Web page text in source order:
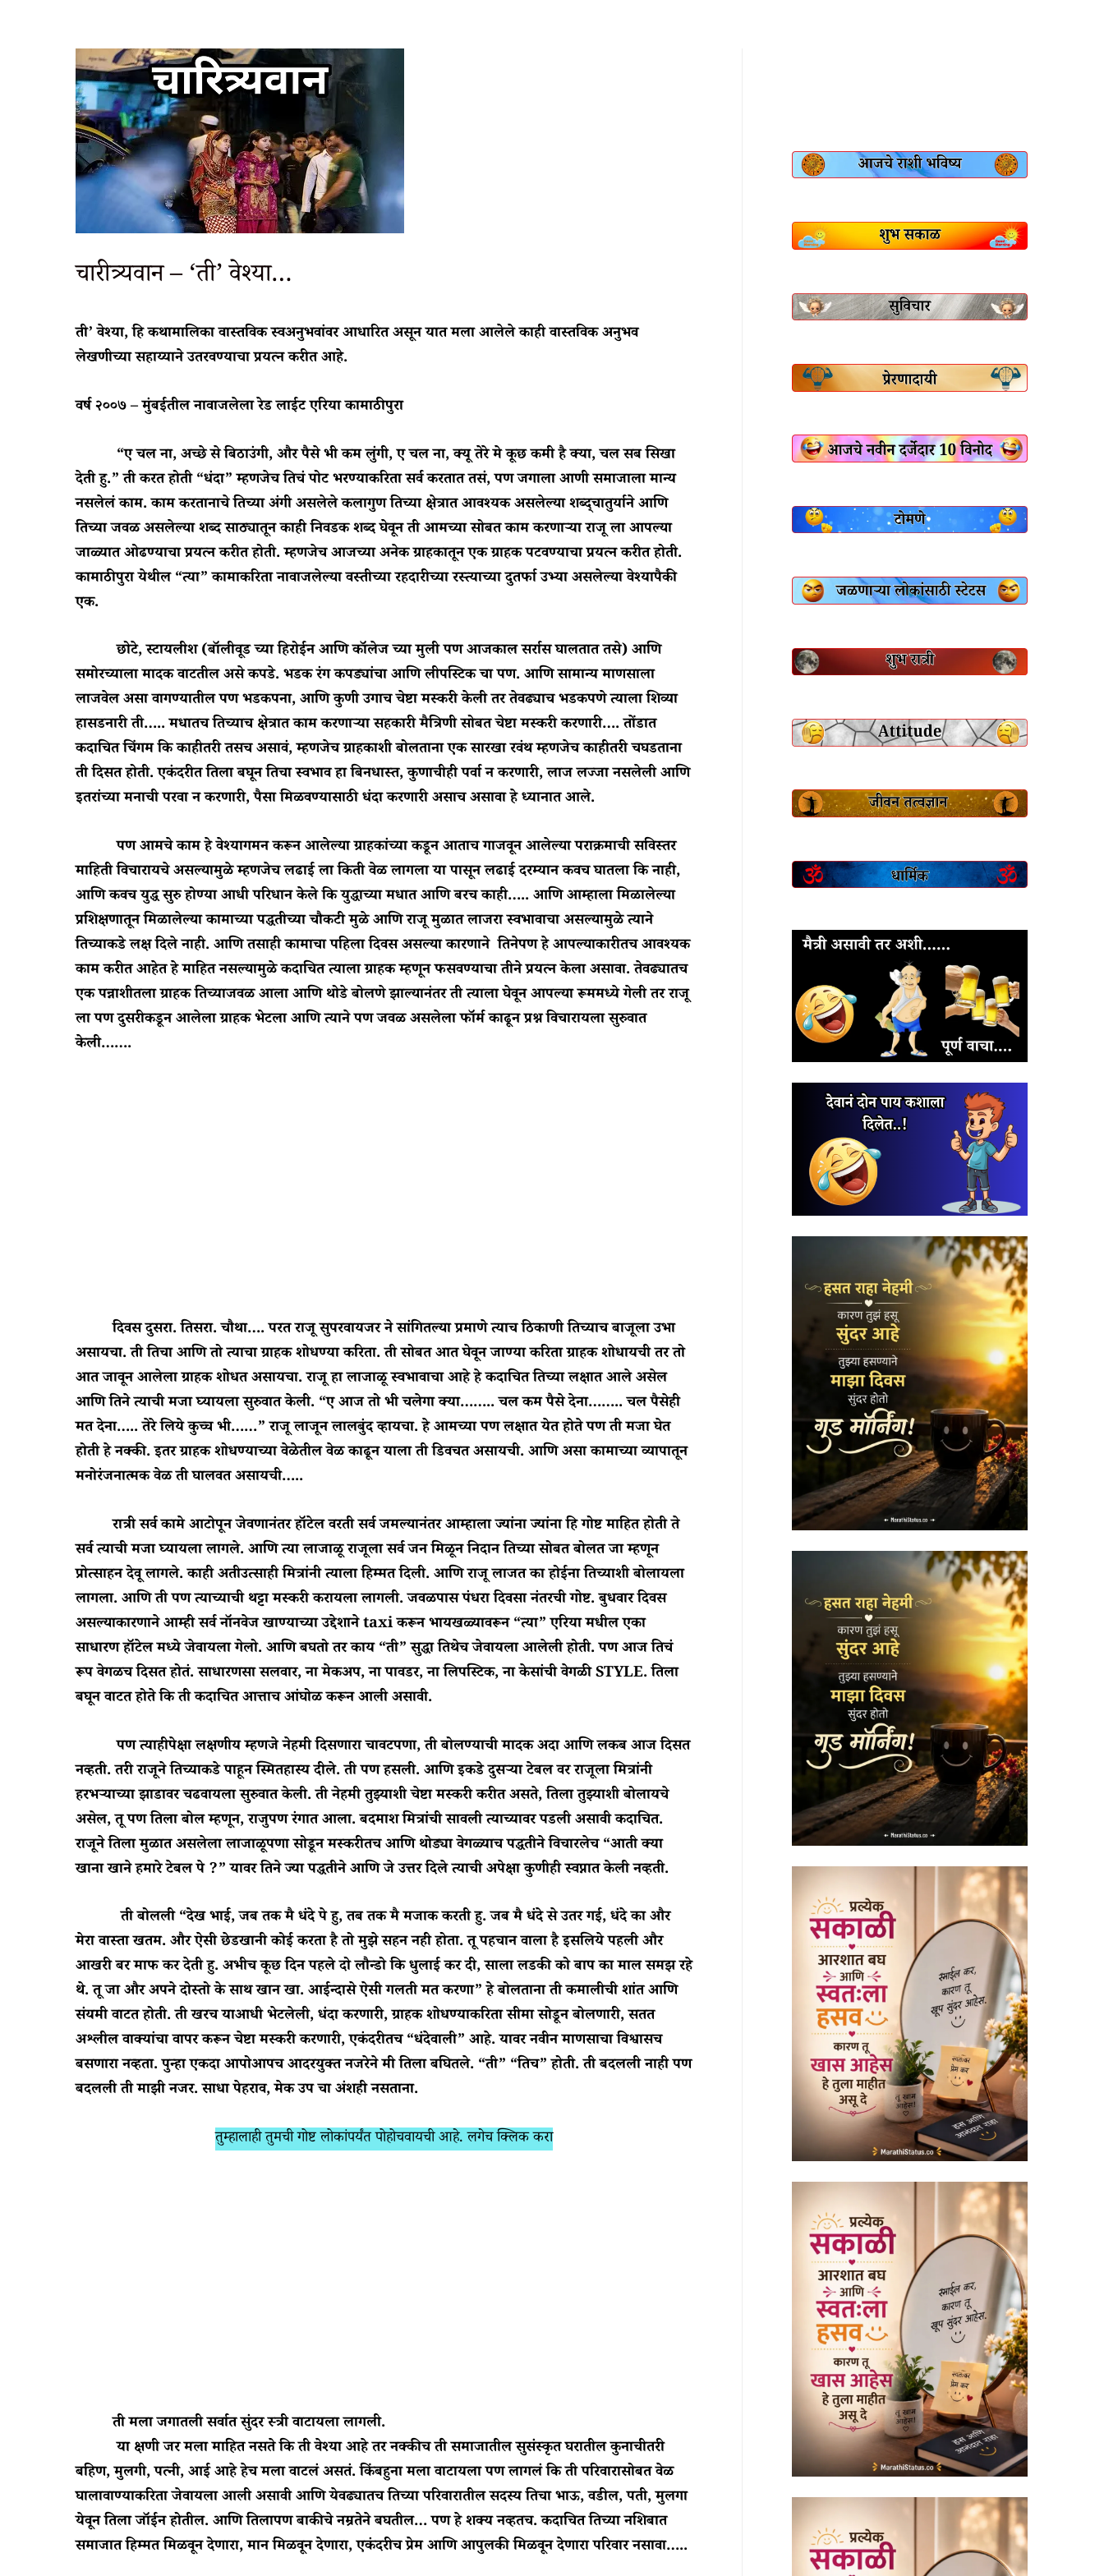
चारीत्र्यवान – ‘ती’ वेश्या…
ती’ वेश्या, हि कथामालिका वास्तविक स्वअनुभवांवर आधारित असून यात मला आलेले काही वास्तविक अनुभव
लेखणीच्या सहाय्याने उतरवण्याचा प्रयत्न करीत आहे.
वर्ष २००७ – मुंबईतील नावाजलेला रेड लाईट एरिया कामाठीपुरा
“ए चल ना, अच्छे से बिठाउंगी, और पैसे भी कम लुंगी, ए चल ना, क्यू तेरे मे कूछ कमी है क्या, चल सब सिखा
देती हु.” ती करत होती “धंदा” म्हणजेच तिचं पोट भरण्याकरिता सर्व करतात तसं, पण जगाला आणी समाजाला मान्य
नसलेलं काम. काम करतानाचे तिच्या अंगी असलेले कलागुण तिच्या क्षेत्रात आवश्यक असलेल्या शब्द्चातुर्याने आणि
तिच्या जवळ असलेल्या शब्द साठ्यातून काही निवडक शब्द घेवून ती आमच्या सोबत काम करणाऱ्या राजू ला आपल्या
जाळ्यात ओढण्याचा प्रयत्न करीत होती. म्हणजेच आजच्या अनेक ग्राहकातून एक ग्राहक पटवण्याचा प्रयत्न करीत होती.
कामाठीपुरा येथील “त्या” कामाकरिता नावाजलेल्या वस्तीच्या रहदारीच्या रस्त्याच्या दुतर्फा उभ्या असलेल्या वेश्यापैकी
एक.
छोटे, स्टायलीश (बॉलीवूड च्या हिरोईन आणि कॉलेज च्या मुली पण आजकाल सर्रास घालतात तसे) आणि
समोरच्याला मादक वाटतील असे कपडे. भडक रंग कपड्यांचा आणि लीपस्टिक चा पण. आणि सामान्य माणसाला
लाजवेल असा वागण्यातील पण भडकपना, आणि कुणी उगाच चेष्टा मस्करी केली तर तेवढ्याच भडकपणे त्याला शिव्या
हासडनारी ती….. मधातच तिच्याच क्षेत्रात काम करणाऱ्या सहकारी मैत्रिणी सोबत चेष्टा मस्करी करणारी…. तोंडात
कदाचित चिंगम कि काहीतरी तसच असावं, म्हणजेच ग्राहकाशी बोलताना एक सारखा रवंथ म्हणजेच काहीतरी चघडताना
ती दिसत होती. एकंदरीत तिला बघून तिचा स्वभाव हा बिनधास्त, कुणाचीही पर्वा न करणारी, लाज लज्जा नसलेली आणि
इतरांच्या मनाची परवा न करणारी, पैसा मिळवण्यासाठी धंदा करणारी असाच असावा हे ध्यानात आले.
पण आमचे काम हे वेश्यागमन करून आलेल्या ग्राहकांच्या कडून आताच गाजवून आलेल्या पराक्रमाची सविस्तर
माहिती विचारायचे असल्यामुळे म्हणजेच लढाई ला किती वेळ लागला या पासून लढाई दरम्यान कवच घातला कि नाही,
आणि कवच युद्ध सुरु होण्या आधी परिधान केले कि युद्धाच्या मधात आणि बरच काही….. आणि आम्हाला मिळालेल्या
प्रशिक्षणातून मिळालेल्या कामाच्या पद्धतीच्या चौकटी मुळे आणि राजू मुळात लाजरा स्वभावाचा असल्यामुळे त्याने
तिच्याकडे लक्ष दिले नाही. आणि तसाही कामाचा पहिला दिवस असल्या कारणाने तिनेपण हे आपल्याकारीतच आवश्यक
काम करीत आहेत हे माहित नसल्यामुळे कदाचित त्याला ग्राहक म्हणून फसवण्याचा तीने प्रयत्न केला असावा. तेवढ्यातच
एक पन्नाशीतला ग्राहक तिच्याजवळ आला आणि थोडे बोलणे झाल्यानंतर ती त्याला घेवून आपल्या रूममध्ये गेली तर राजू
ला पण दुसरीकडून आलेला ग्राहक भेटला आणि त्याने पण जवळ असलेला फॉर्म काढून प्रश्न विचारायला सुरुवात
केली…….
दिवस दुसरा. तिसरा. चौथा…. परत राजू सुपरवायजर ने सांगितल्या प्रमाणे त्याच ठिकाणी तिच्याच बाजूला उभा
असायचा. ती तिचा आणि तो त्याचा ग्राहक शोधण्या करिता. ती सोबत आत घेवून जाण्या करिता ग्राहक शोधायची तर तो
आत जावून आलेला ग्राहक शोधत असायचा. राजू हा लाजाळू स्वभावाचा आहे हे कदाचित तिच्या लक्षात आले असेल
आणि तिने त्याची मजा घ्यायला सुरुवात केली. “ए आज तो भी चलेगा क्या…….. चल कम पैसे देना…….. चल पैसेही
मत देना….. तेरे लिये कुच्च भी……” राजू लाजून लालबुंद व्हायचा. हे आमच्या पण लक्षात येत होते पण ती मजा घेत
होती हे नक्की. इतर ग्राहक शोधण्याच्या वेळेतील वेळ काढून याला ती डिवचत असायची. आणि असा कामाच्या व्यापातून
मनोरंजनात्मक वेळ ती घालवत असायची…..
रात्री सर्व कामे आटोपून जेवणानंतर हॉटेल वरती सर्व जमल्यानंतर आम्हाला ज्यांना ज्यांना हि गोष्ट माहित होती ते
सर्व त्याची मजा घ्यायला लागले. आणि त्या लाजाळू राजूला सर्व जन मिळून निदान तिच्या सोबत बोलत जा म्हणून
प्रोत्साहन देवू लागले. काही अतीउत्साही मित्रांनी त्याला हिम्मत दिली. आणि राजू लाजत का होईना तिच्याशी बोलायला
लागला. आणि ती पण त्याच्याची थट्टा मस्करी करायला लागली. जवळपास पंधरा दिवसा नंतरची गोष्ट. बुधवार दिवस
असल्याकारणाने आम्ही सर्व नॉनवेज खाण्याच्या उद्देशाने taxi करून भायखळ्यावरून “त्या” एरिया मधील एका
साधारण हॉटेल मध्ये जेवायला गेलो. आणि बघतो तर काय “ती” सुद्धा तिथेच जेवायला आलेली होती. पण आज तिचं
रूप वेगळच दिसत होतं. साधारणसा सलवार, ना मेकअप, ना पावडर, ना लिपस्टिक, ना केसांची वेगळी STYLE. तिला
बघून वाटत होते कि ती कदाचित आत्ताच आंघोळ करून आली असावी.
पण त्याहीपेक्षा लक्षणीय म्हणजे नेहमी दिसणारा चावटपणा, ती बोलण्याची मादक अदा आणि लकब आज दिसत
नव्हती. तरी राजूने तिच्याकडे पाहून स्मितहास्य दीले. ती पण हसली. आणि इकडे दुसऱ्या टेबल वर राजूला मित्रांनी
हरभऱ्याच्या झाडावर चढवायला सुरुवात केली. ती नेहमी तुझ्याशी चेष्टा मस्करी करीत असते, तिला तुझ्याशी बोलायचे
असेल, तू पण तिला बोल म्हणून, राजुपण रंगात आला. बदमाश मित्रांची सावली त्याच्यावर पडली असावी कदाचित.
राजूने तिला मुळात असलेला लाजाळूपणा सोडून मस्करीतच आणि थोड्या वेगळ्याच पद्धतीने विचारलेच “आती क्या
खाना खाने हमारे टेबल पे ?” यावर तिने ज्या पद्धतीने आणि जे उत्तर दिले त्याची अपेक्षा कुणीही स्वप्नात केली नव्हती.
ती बोलली “देख भाई, जब तक मै धंदे पे हु, तब तक मै मजाक करती हु. जब मै धंदे से उतर गई, धंदे का और
मेरा वास्ता खतम. और ऐसी छेडखानी कोई करता है तो मुझे सहन नही होता. तू पहचान वाला है इसलिये पहली और
आखरी बर माफ कर देती हु. अभीच कूछ दिन पहले दो लौन्डो कि धुलाई कर दी, साला लडकी को बाप का माल समझ रहे
थे. तू जा और अपने दोस्तो के साथ खान खा. आईन्दासे ऐसी गलती मत करणा” हे बोलताना ती कमालीची शांत आणि
संयमी वाटत होती. ती खरच याआधी भेटलेली, धंदा करणारी, ग्राहक शोधण्याकरिता सीमा सोडून बोलणारी, सतत
अश्लील वाक्यांचा वापर करून चेष्टा मस्करी करणारी, एकंदरीतच “धंदेवाली” आहे. यावर नवीन माणसाचा विश्वासच
बसणारा नव्हता. पुन्हा एकदा आपोआपच आदरयुक्त नजरेने मी तिला बघितले. “ती” “तिच” होती. ती बदलली नाही पण
बदलली ती माझी नजर. साधा पेहराव, मेक उप चा अंशही नसताना.
तुम्हालाही तुमची गोष्ट लोकांपर्यंत पोहोचवायची आहे. लगेच क्लिक करा
ती मला जगातली सर्वात सुंदर स्त्री वाटायला लागली.
या क्षणी जर मला माहित नसते कि ती वेश्या आहे तर नक्कीच ती समाजातील सुसंस्कृत घरातील कुनाचीतरी
बहिण, मुलगी, पत्नी, आई आहे हेच मला वाटलं असतं. किंबहुना मला वाटायला पण लागलं कि ती परिवारासोबत वेळ
घालावाण्याकरिता जेवायला आली असावी आणि येवढ्यातच तिच्या परिवारातील सदस्य तिचा भाऊ, वडील, पती, मुलगा
येवून तिला जॉईन होतील. आणि तिलापण बाकीचे नम्रतेने बघतील… पण हे शक्य नव्हतच. कदाचित तिच्या नशिबात
समाजात हिम्मत मिळवून देणारा, मान मिळवून देणारा, एकंदरीच प्रेम आणि आपुलकी मिळवून देणारा परिवार नसावा…..